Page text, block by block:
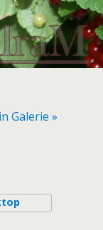
Galerie »